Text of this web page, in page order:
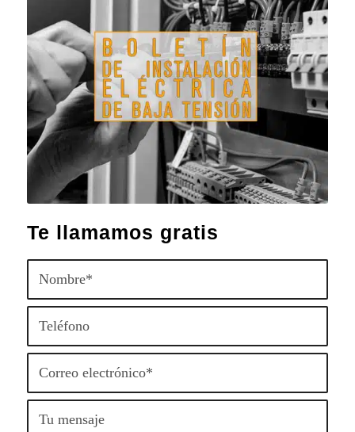
Te llamamos gratis